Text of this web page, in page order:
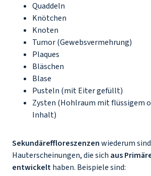
Quaddeln
Knötchen
Knoten
Tumor (Gewebsvermehrung)
Plaques
Bläschen
Blase
Pusteln (mit Eiter gefüllt)
Zysten (Hohlraum mit flüssigem
Inhalt)
Sekundäreffloreszenzenwiederum sind
Hauterscheinungen, die sich aus
entwickelthaben. Beispiele sind: